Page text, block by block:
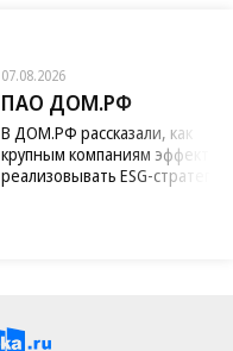
07.08.2026
ПАО ДОМ.РФ
В ДОМ.РФ рассказали, как
крупным компаниям
реализовывать ESG-стратегию